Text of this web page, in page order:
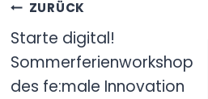
Beitragsnavigation
ZURÜCK
Starte digital!
Sommerferienworkshop
des fe:male Innovation